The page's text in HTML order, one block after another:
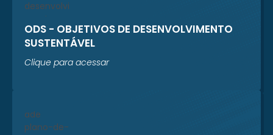
ODS - OBJETIVOS DE DESENVOLVIMENTO
SUSTENTÁVEL
Clique para acessar